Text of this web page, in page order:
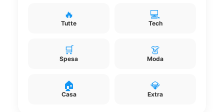
🔥
Tutte
💻
Tech
🛒
Spesa
👗
Moda
🏠
Casa
💎
Extra